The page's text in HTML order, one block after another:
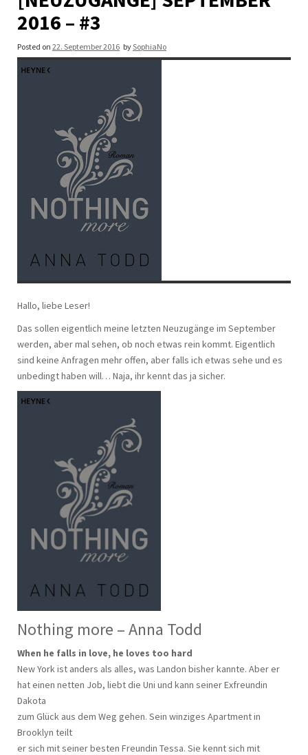
2016 – #3
Posted on 22. September 2016 bySophiaNo
Hallo, liebe Leser!
Das sollen eigentlich meine letzten Neuzugänge im September
werden, aber mal sehen, ob noch etwas rein kommt. Eigentlich
sind keine Anfragen mehr offen, aber falls ich etwas sehe und es
unbedingt haben will… Naja, ihr kennt das ja sicher.
Nothing more – Anna Todd
When he falls in love, he loves too hard
New York ist anders als alles, was Landon bisher kannte. Aber er
hat einen netten Job, liebt die Uni und kann seiner Exfreundin
Dakota
zum Glück aus dem Weg gehen. Sein winziges Apartment in
Brooklyn teilt
er sich mit seiner besten Freundin Tessa. Sie kennt sich mit